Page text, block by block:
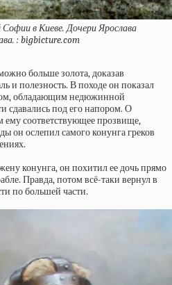
в Киеве. Дочери Ярослава
: bigbicture.com
больше золота, доказав
и полезность. В походе он показал
обладающим недюжинной
сдавались под его напором. О
ему соответствующее прозвище,
он ослепил самого конунга греков
конунга, он похитил ее дочь прямо
Правда, потом всё-таки вернул в
по большей части.